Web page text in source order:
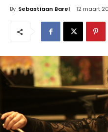
By Sebastiaan Barel 12 maart